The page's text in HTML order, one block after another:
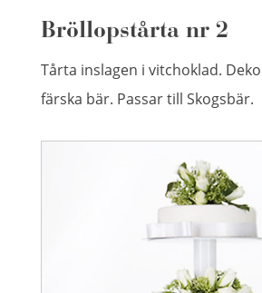
Bröllopstårta nr 2
Tårta inslagen i vitchoklad.
färska bär. Passar till Skogsbär.